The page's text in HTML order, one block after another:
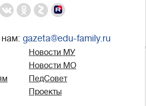
gazeta@edu-family.ru
Новости МУ
Новости МО
ПедСовет
Проекты